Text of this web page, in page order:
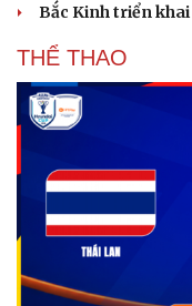
Bắc Kinh triển
THỂ THAO